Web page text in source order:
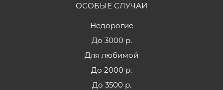
ОСОБЫЕ СЛУЧАИ
Недорогие
До 3000 р.
Для любимой
До 2000 р.
До 3500 р.